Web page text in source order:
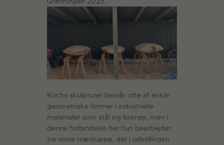
Kochs skulpturer består ofte af enkle
geometriske former i industrielle
materialer som stål og bronze, men i
denne forbindelse har hun bearbejdet
tre store træstuppe, der i udstillingen